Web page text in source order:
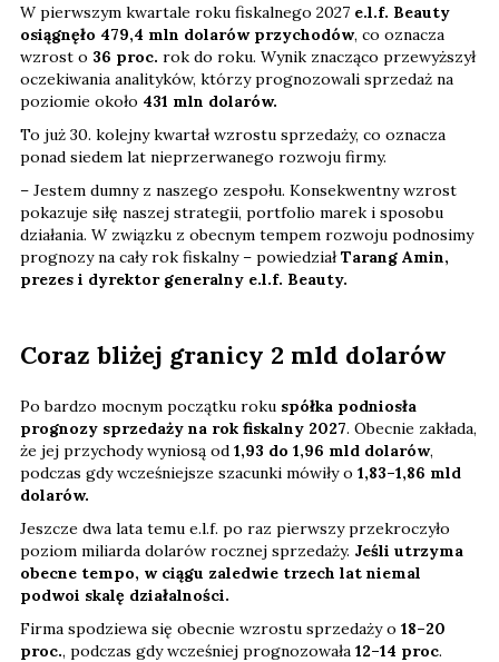
W pierwszym kwartale roku fiskalnego 2027 e.l.f. Beauty
osiągnęło 479,4 mln dolarów przychodów, co oznacza
wzrost o 36 proc. rok do roku. Wynik znacząco przewyższył
oczekiwania analityków, którzy prognozowali sprzedaż na
poziomie około 431 mln dolarów.
To już 30. kolejny kwartał wzrostu sprzedaży, co oznacza
ponad siedem lat nieprzerwanego rozwoju firmy.
– Jestem dumny z naszego zespołu. Konsekwentny wzrost
pokazuje siłę naszej strategii, portfolio marek i sposobu
działania. W związku z obecnym tempem rozwoju podnosimy
prognozy na cały rok fiskalny – powiedziałTarang Amin,
prezes i dyrektor generalny e.l.f. Beauty.
Coraz bliżej granicy 2 mld dolarów
Po bardzo mocnym początku roku spółka podniosła
prognozy sprzedaży na rok fiskalny 2027. Obecnie zakłada,
że jej przychody wyniosą od 1,93 do 1,96 mld dolarów,
podczas gdy wcześniejsze szacunki mówiły o 1,83–1,86 mld
dolarów.
Jeszcze dwa lata temu e.l.f. po raz pierwszy przekroczyło
poziom miliarda dolarów rocznej sprzedaży. Jeśli utrzyma
obecne tempo, w ciągu zaledwie trzech lat niemal
podwoi skalę działalności.
Firma spodziewa się obecnie wzrostu sprzedaży o 18–20
proc., podczas gdy wcześniej prognozowała 12–14 proc.